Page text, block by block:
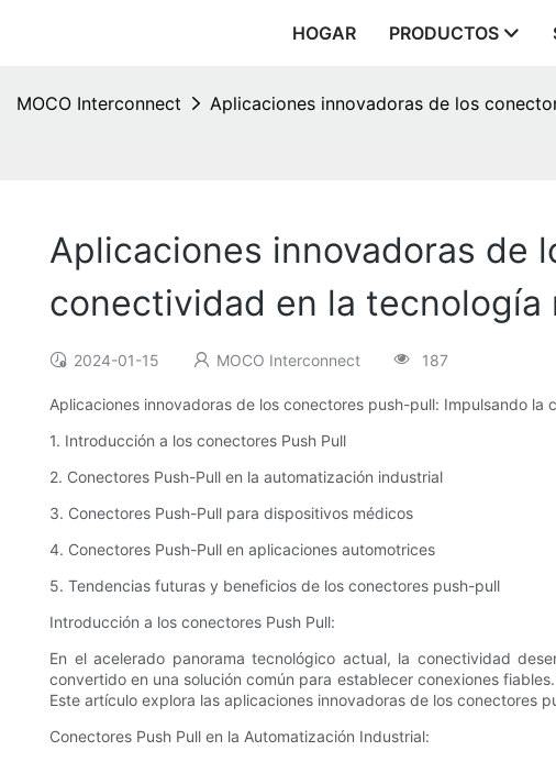
HOGAR PRODUCTOS
MOCO Interconnect Aplicaciones innovadoras de los
Aplicaciones innovadoras de
conectividad en la tecnología
2024-01-15 MOCO Interconnect 187
Aplicaciones innovadoras de los conectores push-pull: Impulsando la
1. Introducción a los conectores Push Pull
2. Conectores Push-Pull en la automatización industrial
3. Conectores Push-Pull para dispositivos médicos
4. Conectores Push-Pull en aplicaciones automotrices
5. Tendencias futuras y beneficios de los conectores push-pull
Introducción a los conectores Push Pull:
En el acelerado panorama tecnológico actual, la conectividad
convertido en una solución común para establecer conexiones
Este artículo explora las aplicaciones innovadoras de los conectores
Conectores Push Pull en la Automatización Industrial: